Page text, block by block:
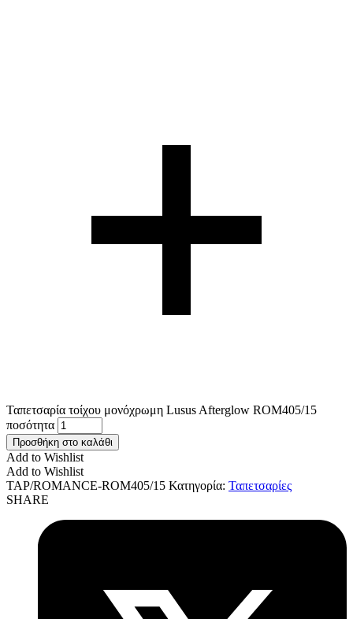
Ταπετσαρία τοίχου μονόχρωμη Lusus Afterglow ROM405/15
ποσότητα
Προσθήκη στο καλάθι
Add to Wishlist
Add to Wishlist
TAP/ROMANCE-ROM405/15 Κατηγορία: Ταπετσαρίες
SHARE